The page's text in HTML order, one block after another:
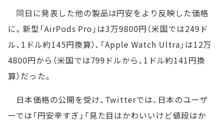
同日に発表した他の製品は円安をより反映した価格
に。新型「AirPods Pro」は3万9800円（米国では249ド
ル、1ドル約145円換算）、「Apple Watch Ultra」は12万
4800円から（米国では799ドルから、1ドル約141円換
算）だった。
日本価格の公開を受け、Twitterでは、日本のユーザ
ーでは「円安辛すぎ」「見た目はかわいいけど値段はか